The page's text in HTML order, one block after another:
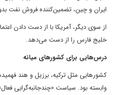
ایران و چین، تضمین‌کننده فروش نفت
از سوی دیگر، آمریکا با از دست دادن
خلیج فارس را از دست می‌دهد.
درس‌هایی برای کشورهای میانه
کشورهایی مثل ترکیه، برزیل و هند
وابسته بود. سیاست «چندجانبه‌گرایی